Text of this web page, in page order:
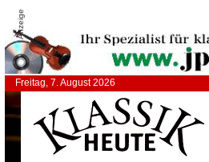
Anzeige
Freitag, 7. August 2026